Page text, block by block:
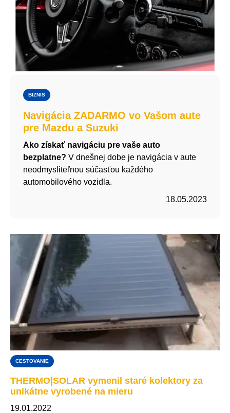
BIZNIS
Navigácia ZADARMO vo Vašom aute
pre Mazdu a Suzuki
Ako získať navigáciu pre vaše auto
bezplatne? V dnešnej dobe je navigácia v aute
neodmysliteľnou súčasťou každého
automobilového vozidla.
18.05.2023
CESTOVANIE
THERMO|SOLAR vymenil staré kolektory za
unikátne vyrobené na mieru
19.01.2022